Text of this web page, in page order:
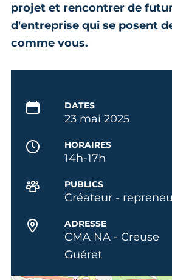
projet et rencontrer de
d'entreprise qui se posent
comme vous.
DATES
23 mai 2025
HORAIRES
14h-17h
PUBLICS
Créateur -
ADRESSE
CMA NA - Creuse
Guéret